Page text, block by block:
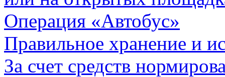
Операция «Автобус»
Правильное хранение и
За счет средств